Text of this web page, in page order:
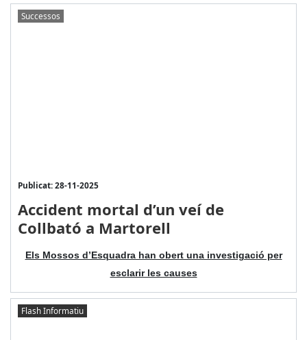
Successos
Publicat: 28-11-2025
Accident mortal d’un veí de
Collbató a Martorell
Els Mossos d’Esquadra han obert una investigació per
esclarir les causes
Flash Informatiu